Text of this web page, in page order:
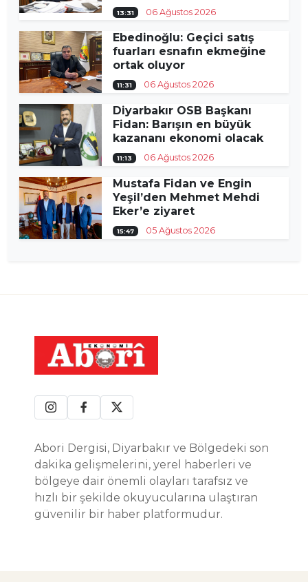
13:31 06 Ağustos 2026
Ebedinoğlu: Geçici satış
fuarları esnafın ekmeğine
ortak oluyor
11:31 06 Ağustos 2026
Diyarbakır OSB Başkanı
Fidan: Barışın en büyük
kazananı ekonomi olacak
11:13 06 Ağustos 2026
Mustafa Fidan ve Engin
Yeşil’den Mehmet Mehdi
Eker’e ziyaret
15:47 05 Ağustos 2026
Abori Dergisi, Diyarbakır ve Bölgedeki son
dakika gelişmelerini, yerel haberleri ve
bölgeye dair önemli olayları tarafsız ve
hızlı bir şekilde okuyucularına ulaştıran
güvenilir bir haber platformudur.